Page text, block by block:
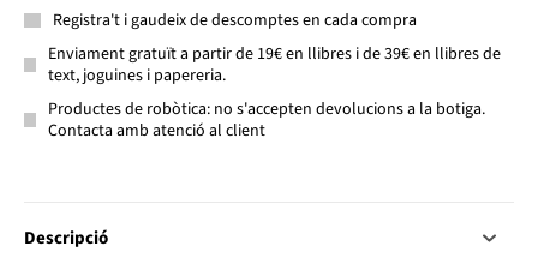
Registra't i gaudeix de descomptes en cada compra
Enviament gratuït a partir de 19€ en llibres i de 39€ en llibres de
text, joguines i papereria.
Productes de robòtica: no s'accepten devolucions a la botiga.
Contacta amb atenció al client
Descripció